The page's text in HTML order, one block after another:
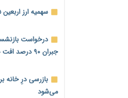
یک سال پرچالش
نه از جنگ
سهمیه ارز اربعین ۱۴۰۵ اعلام شد؛ ۲۰۰ هزار دینار برای هر زائر
درخواست
جبران ۹۰ درصد افت ضریب زمان برقراری
بازرسی درِ خانه
می‌شود